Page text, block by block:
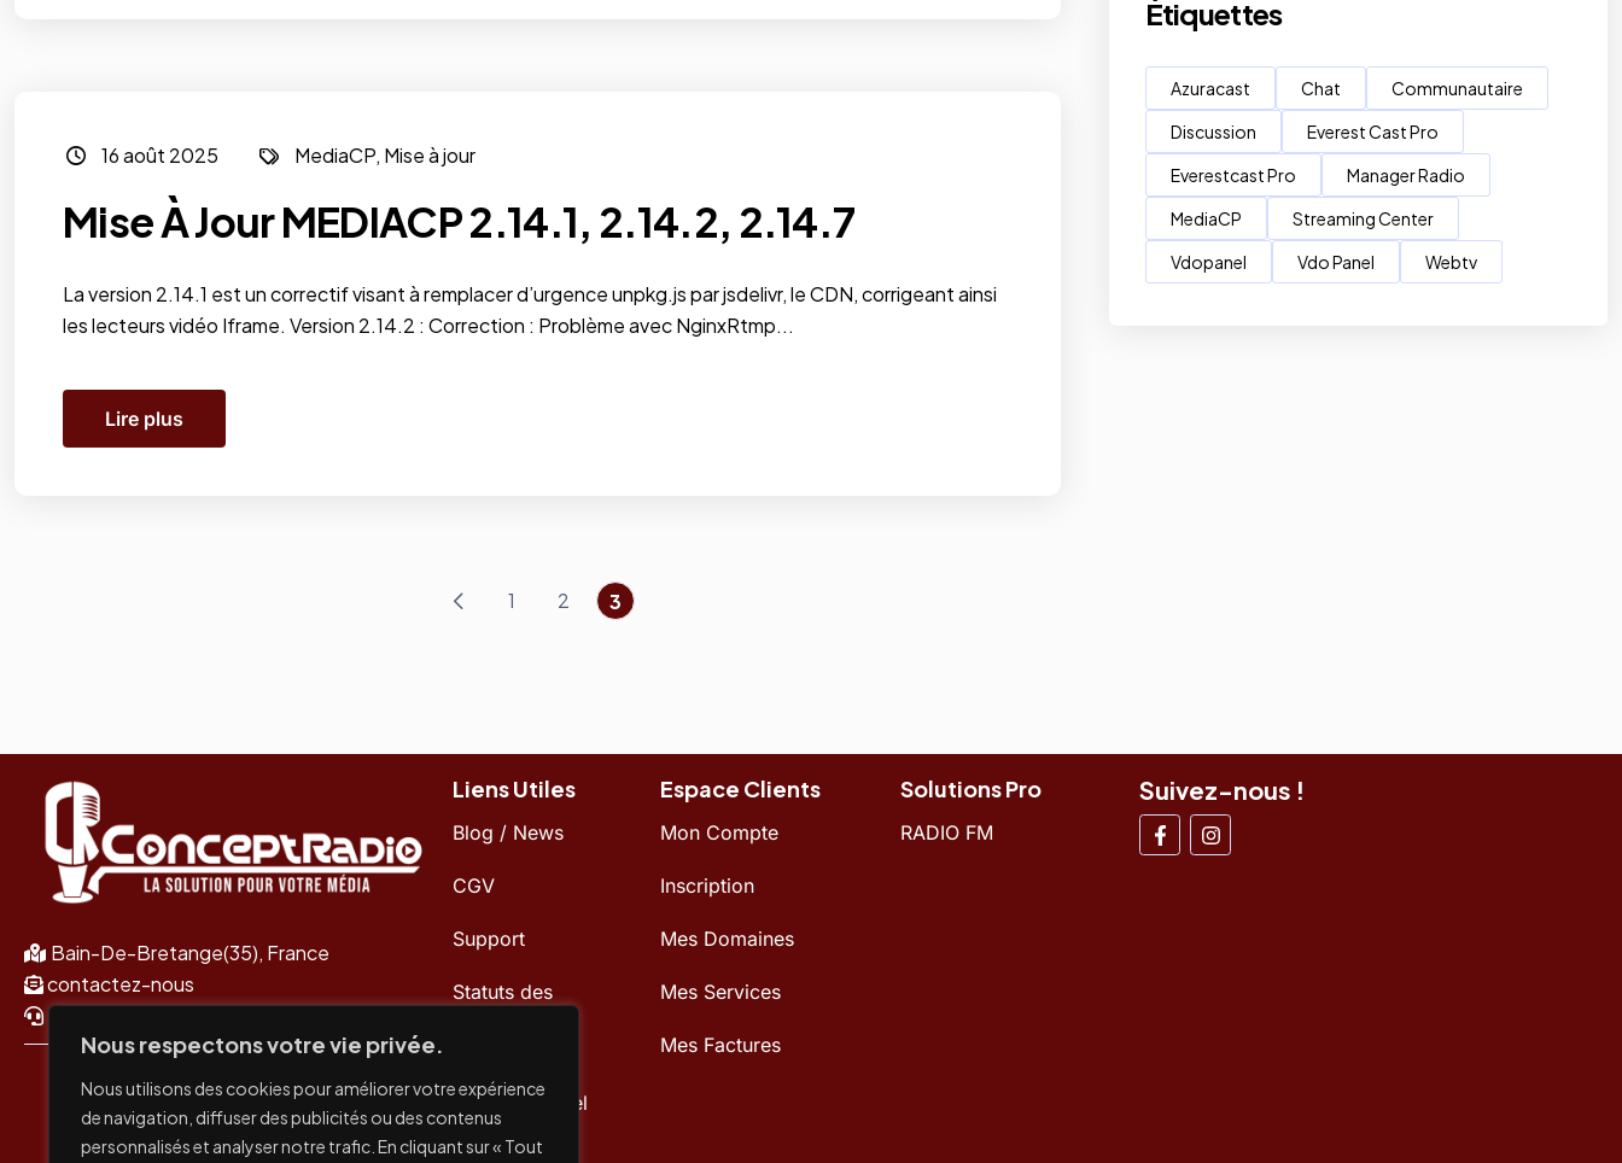
Nous respectons votre vie privée.
Nous utilisons des cookies pour améliorer votre expérience
de navigation, diffuser des publicités ou des contenus
personnalisés et analyser notre trafic. En cliquant sur « Tout
16 août 2025 MediaCP, Mise à jour
Mise À Jour MEDIACP 2.14.1, 2.14.2, 2.14.7
La version 2.14.1 est un correctif visant à remplacer d’urgence unpkg.js par jsdelivr, le CDN, corrigeant ainsi
les lecteurs vidéo Iframe. Version 2.14.2 : Correction : Problème avec NginxRtmp...
Lire plus
1 2 3
Étiquettes
Azuracast Chat
Communautaire
Discussion
Everest Cast Pro
Everestcast Pro
Manager Radio
MediaCP
Streaming Center
Vdopanel
Vdo Panel Webtv
Bain-De-Bretange(35), France
contactez-nous
+33 2 30 96 48 87
Liens Utiles
Blog / News
CGV
Support
Statuts des
Manager/Panel
Espace Clients
Mon Compte
Inscription
Mes Domaines
Mes Services
Mes Factures
Solutions Pro
RADIO FM
Suivez-nous !